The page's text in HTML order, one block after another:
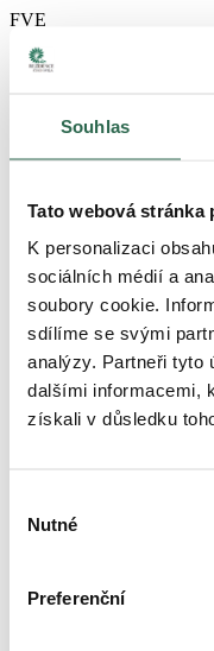
Souhlas
Tato webová stránka
K personalizaci
sociálních médií a
soubory cookie.
sdílíme se svými
analýzy. Partneři tyto
dalšími informacemi,
získali v důsledku
souhlasu
Nutné
Preferenční
FVE
Galerie
Exteriér
Prohlédnout
Interiér
Prohlédnout